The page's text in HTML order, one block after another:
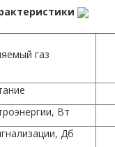
газ
Вт
Дб